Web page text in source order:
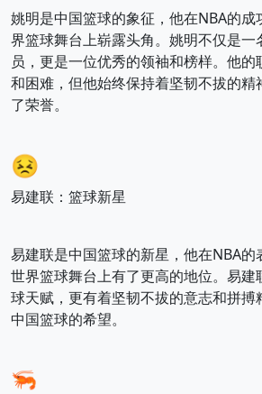
姚明是中国篮球的象征，他在NBA的
界篮球舞台上崭露头角。姚明不仅是一
员，更是一位优秀的领袖和榜样。他
和困难，但他始终保持着坚韧不拔的精
了荣誉。
😣
易建联：篮球新星
易建联是中国篮球的新星，他在NBA的
世界篮球舞台上有了更高的地位。易建
球天赋，更有着坚韧不拔的意志和拼搏
中国篮球的希望。
🦐